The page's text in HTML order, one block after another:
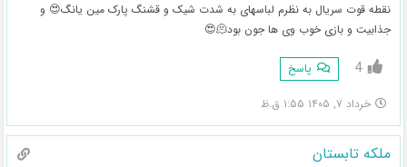
نقطه قوت سریال به نظرم لباسهای به شدت شیک و قشنگ پارک مین یانگ😍 و
جذابیت و بازی خوب وی ها جون بود🫠😍
4 پاسخ
خرداد ۷, ۱۴۰۵ ۱:۵۵ ق.ظ
ملکه تابستان